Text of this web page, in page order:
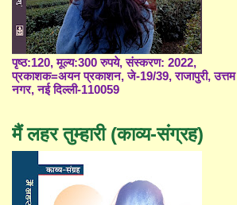
पृष्ठ:120, मूल्य:300 रुपये, संस्करण: 2022,
प्रकाशक=अयन प्रकाशन, जे-19/39, राजापुरी, उत्तम
नगर, नई दिल्ली-110059
मैं लहर तुम्हारी (काव्य-संग्रह)